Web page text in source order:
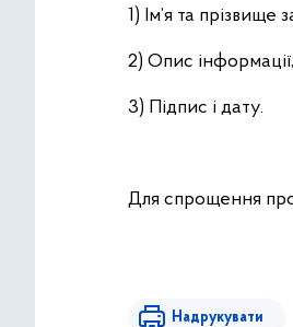
1) Ім’я та
2) Опис
3) Підпис і дату.
Для спрощення
Надрукувати